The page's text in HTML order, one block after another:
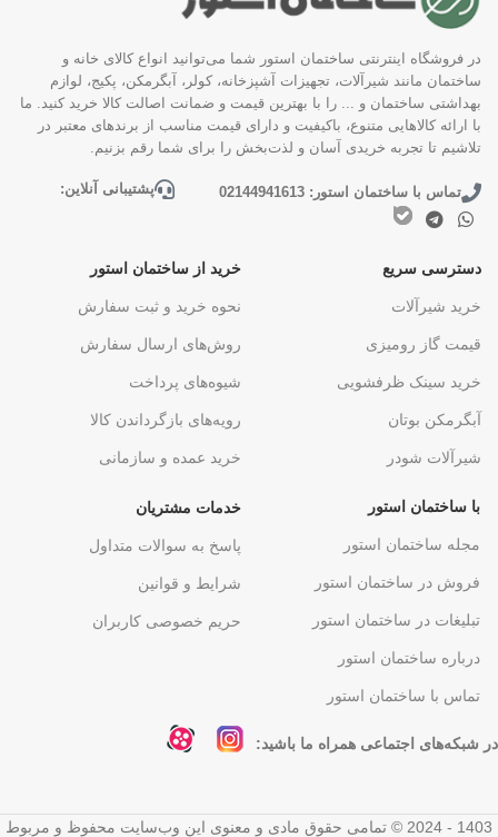
در فروشگاه اینترنتی ساختمان استور شما می‌توانید انواع کالای خانه و
ساختمان مانند شیرآلات، تجهیزات آشپزخانه، کولر، آبگرمکن، پکیج، لوازم
بهداشتی ساختمان و ... را با بهترین قیمت و ضمانت اصالت کالا خرید کنید. ما
با ارائه کالاهایی متنوع، باکیفیت و دارای قیمت مناسب از برندهای معتبر در
تلاشیم تا تجربه خریدی آسان و لذت‌بخش را برای شما رقم بزنیم.
تماس با ساختمان استور: 02144941613 پشتیبانی آنلاین:
دسترسی سریع
خرید شیرآلات
قیمت گاز رومیزی
خرید سینک ظرفشویی
آبگرمکن بوتان
شیرآلات شودر
خرید از ساختمان استور
نحوه خرید و ثبت سفارش
روش‌های ارسال سفارش
شیوه‌های پرداخت
رویه‌های بازگرداندن کالا
خرید عمده و سازمانی
با ساختمان استور
مجله ساختمان استور
فروش در ساختمان استور
تبلیغات در ساختمان استور
درباره ساختمان استور
تماس با ساختمان استور
خدمات مشتریان
پاسخ به سوالات متداول
شرایط و قوانین
حریم خصوصی کاربران
در شبکه‌های اجتماعی همراه ما باشید:
1403 - 2024 ©️ تمامی حقوق مادی و معنوی این وب‌سایت محفوظ و مربوط